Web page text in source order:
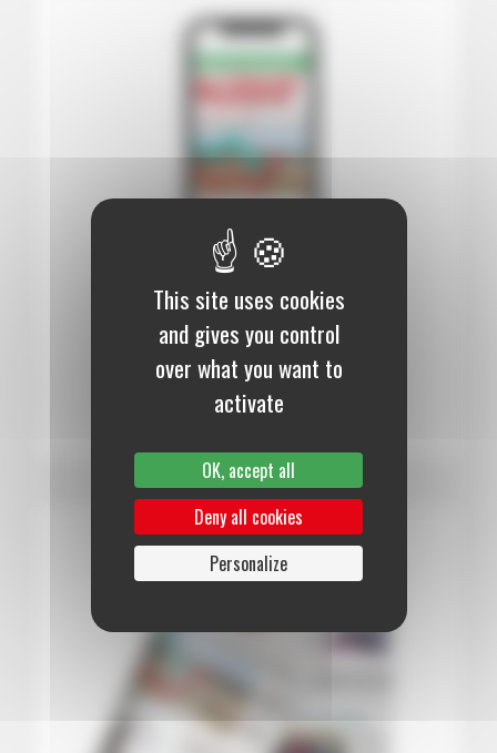
12 mois :99,00 €
Numérique
S’abonner au journal
This site uses cookies
and gives you control
over what you want to
activate
OK, accept all
Deny all cookies
Personalize